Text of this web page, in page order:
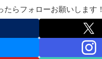
たらフォローお願いします！